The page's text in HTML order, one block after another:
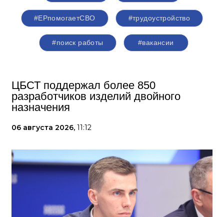
#ЕРпомогаетСВО #трудоустройство
#поиск работы #вакансии
ЦБСТ поддержал более 850
разработчиков изделий двойного
назначения
06 августа 2026, 11:12